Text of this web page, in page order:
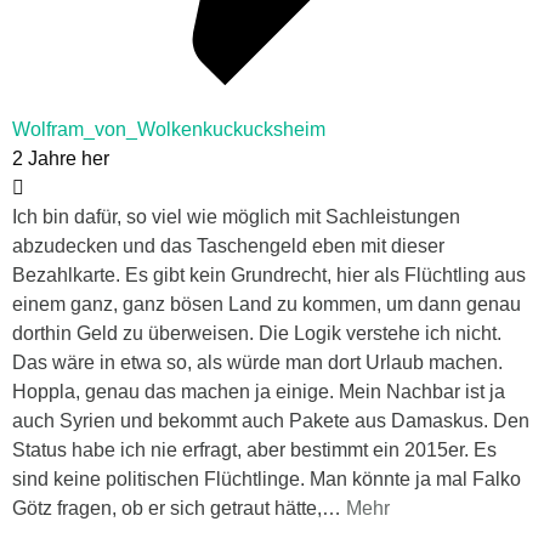
Wolfram_von_Wolkenkuckucksheim
2 Jahre her
Ich bin dafür, so viel wie möglich mit Sachleistungen
abzudecken und das Taschengeld eben mit dieser
Bezahlkarte. Es gibt kein Grundrecht, hier als Flüchtling aus
einem ganz, ganz bösen Land zu kommen, um dann genau
dorthin Geld zu überweisen. Die Logik verstehe ich nicht.
Das wäre in etwa so, als würde man dort Urlaub machen.
Hoppla, genau das machen ja einige. Mein Nachbar ist ja
auch Syrien und bekommt auch Pakete aus Damaskus. Den
Status habe ich nie erfragt, aber bestimmt ein 2015er. Es
sind keine politischen Flüchtlinge. Man könnte ja mal Falko
Götz fragen, ob er sich getraut hätte,… Mehr